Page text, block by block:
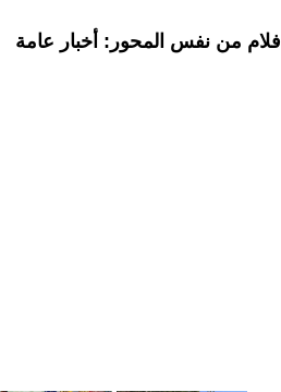
افلام من نفس المحور: أخبار عامة